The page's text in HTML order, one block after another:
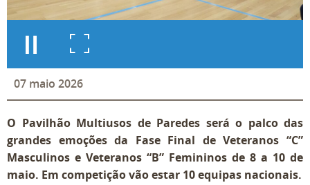
07 maio 2026
O Pavilhão Multiusos de Paredes será o palco das
grandes emoções da Fase Final de Veteranos “C”
Masculinos e Veteranos “B” Femininos de 8 a 10 de
maio. Em competição vão estar 10 equipas nacionais.